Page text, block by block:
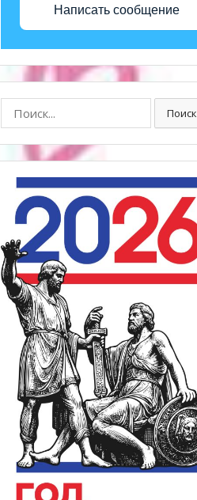
Написать сообщение
Поиск